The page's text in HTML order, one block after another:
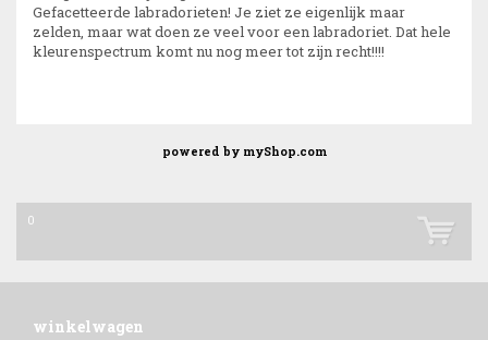
Gefacetteerde labradorieten! Je ziet ze eigenlijk maar
zelden, maar wat doen ze veel voor een labradoriet. Dat hele
kleurenspectrum komt nu nog meer tot zijn recht!!!!
powered by myShop.com
0
winkelwagen